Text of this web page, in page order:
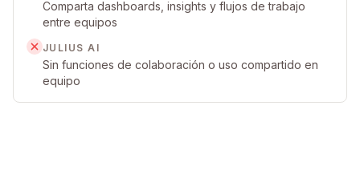
Comparta dashboards, insights y flujos de trabajo
entre equipos
JULIUS AI
Sin funciones de colaboración o uso compartido en
equipo